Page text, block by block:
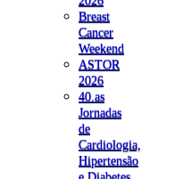
Breast
Cancer
Weekend
ASTOR
2026
40.as
Jornadas
de
Cardiologia,
Hipertensão